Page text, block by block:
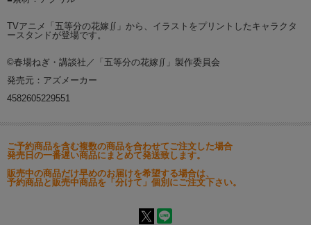
TVアニメ「五等分の花嫁∬」から、イラストをプリントしたキャラクタ
ースタンドが登場です。
©春場ねぎ・講談社／「五等分の花嫁∬」製作委員会
発売元：アズメーカー
4582605229551
ご予約商品を含む複数の商品を合わせてご注文した場合
発売日の一番遅い商品にまとめて発送致します。
販売中の商品だけ早めのお届けを希望する場合は、
予約商品と販売中商品を「分けて」個別にご注文下さい。